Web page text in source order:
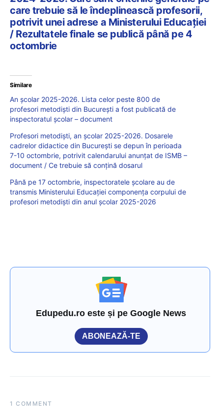
care trebuie să le îndeplinească profesorii,
potrivit unei adrese a Ministerului Educației
/ Rezultatele finale se publică până pe 4
octombrie
Similare
An școlar 2025-2026. Lista celor peste 800 de
profesori metodiști din București a fost publicată de
inspectoratul școlar – document
Profesori metodiști, an școlar 2025-2026. Dosarele
cadrelor didactice din București se depun în perioada
7-10 octombrie, potrivit calendarului anunțat de ISMB –
document / Ce trebuie să conțină dosarul
Până pe 17 octombrie, inspectoratele școlare au de
transmis Ministerului Educației componența corpului de
profesori metodiști din anul școlar 2025-2026
Edupedu.ro este și pe Google News
ABONEAZĂ-TE
1 COMMENT